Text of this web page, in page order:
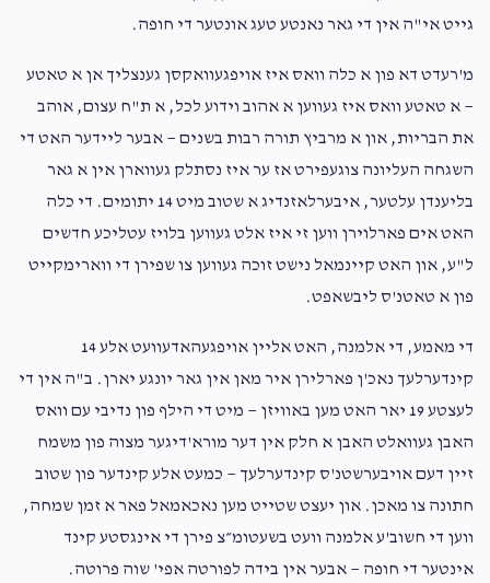
Der rosh hakual
Anshel Kraus
2 months ago $36.00
גייט אי"ה אין די גאר נאנטע טעג אונטער די חופה.
מ'רעדט דא פון א כלה וואס איז אויפגעוואקסן גענצליך אן א טאטע
— א טאטע וואס איז געווען א אהוב וידוע לכל, א ת"ח עצום, אוהב
את הבריות, און א מרביץ תורה רבות בשנים — אבער ליידער האט די
השגחה העליונה צוגעפירט אז ער איז נסתלק געווארן אין א גאר
בליענדן עלטער, איבערלאזנדיג א שטוב מיט 14 יתומים. די כלה
האט אים פארלוירן ווען זי איז אלט געווען בלויז עטליכע חדשים
ל"ע, און האט קיינמאל נישט זוכה געווען צו שפירן די ווארימקייט
פון א טאטנ'ס ליבשאפט.
די מאמע, די אלמנה, האט אליין אויפגעהאדעוועט אלע 14
קינדערלעך נאכ'ן פארלירן איר מאן אין גאר יונגע יארן. ב"ה אין די
לעצטע 19 יאר האט מען באוויזן — מיט די הילף פון נדיבי עם וואס
האבן געוואלט האבן א חלק אין דער מורא'דיגער מצוה פון משמח
זיין דעם אויבערשטנ'ס קינדערלעך — כמעט אלע קינדער פון שטוב
חתונה צו מאכן. און יעצט שטייט מען נאכאמאל פאר א זמן שמחה,
ווען די חשוב'ע אלמנה וועט בשעטומ״צ פירן די אינגסטע קינד
אינטער די חופה — אבער אין בידה לפורטה אפי' שוה פרוטה.